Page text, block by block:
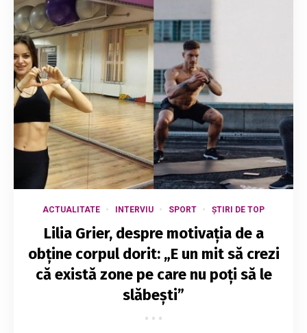
ACTUALITATE INTERVIU SPORT ȘTIRI DE TOP
Lilia Grier, despre motivația de a
obține corpul dorit: „E un mit să crezi
că există zone pe care nu poți să le
slăbești”